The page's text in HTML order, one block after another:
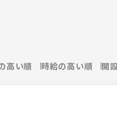
高い順 時給の高い順 開